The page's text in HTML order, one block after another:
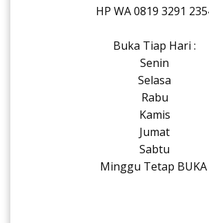
HP WA 0819 3291
Buka Tiap Hari :
Senin
Selasa
Rabu
Kamis
Jumat
Sabtu
Minggu Tetap BUKA